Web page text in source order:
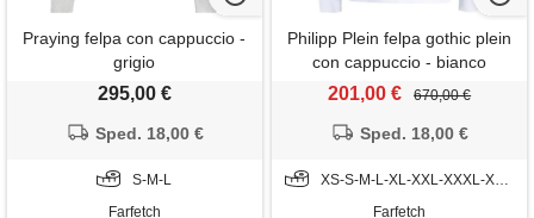
Praying felpa con cappuccio -
grigio
295,00 €
Sped. 18,00 €
S-M-L
Farfetch
Philipp Plein felpa gothic plein
con cappuccio - bianco
201,00 € 670,00 €
Sped. 18,00 €
XS-S-M-L-XL-XXL-XXXL-XXXXL
Farfetch